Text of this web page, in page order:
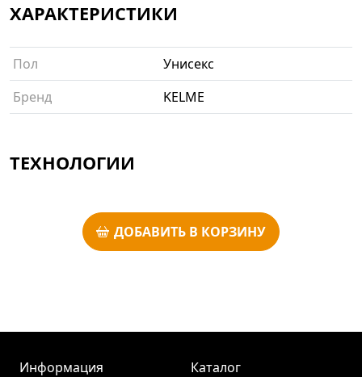
ХАРАКТЕРИСТИКИ
Пол
Унисекс
Бренд
KELME
ТЕХНОЛОГИИ
ДОБАВИТЬ В КОРЗИНУ
Информация
Каталог